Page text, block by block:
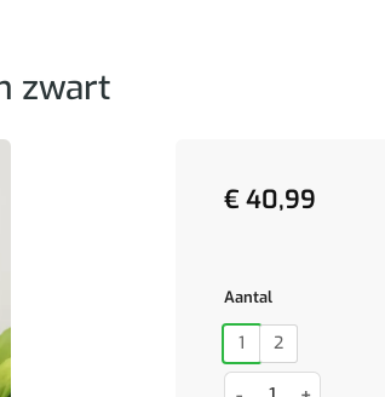
zwart
€ 40,99
Aantal
1
2
Nachtkastjes 2 st